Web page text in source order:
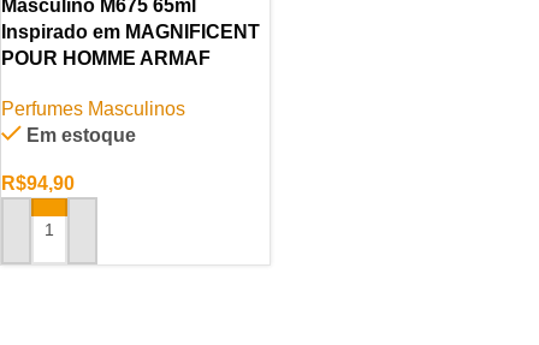
Masculino M675 65ml
Inspirado em MAGNIFICENT
POUR HOMME ARMAF
Perfumes Masculinos
Em estoque
R$94,90
ADICIONAR AO CARRINHO